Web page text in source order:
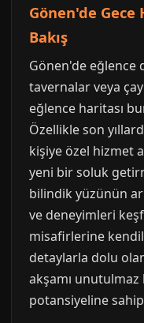
Gönen'de
Bakış
Gönen'de eğlence
tavernalar veya
eğlence haritası
Özellikle son
kişiye özel hizmet
yeni bir soluk
bilindik yüzünün
ve deneyimleri
misafirlerine
detaylarla dolu
akşamı
potansiyeline